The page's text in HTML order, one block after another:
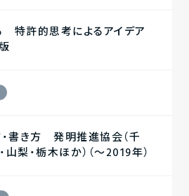
特許的思考によるアイデア
書き方 発明推進協会（千
山梨・栃木ほか）（～2019年）